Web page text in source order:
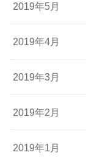
2019年5月
2019年4月
2019年3月
2019年2月
2019年1月